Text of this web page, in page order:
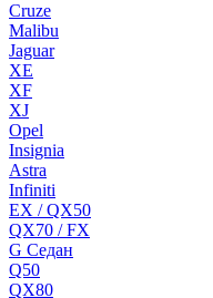
Cruze
Malibu
Jaguar
XE
XF
XJ
Opel
Insignia
Astra
Infiniti
EX / QX50
QX70 / FX
G Cедан
Q50
QX80